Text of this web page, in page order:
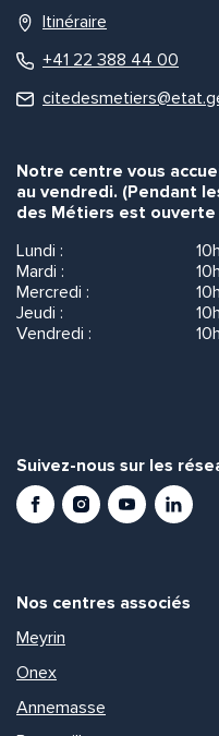
Itinéraire
+41 22 388 44 00
Notre centre vous
au vendredi. (Pendant
des Métiers est ouverte
Lundi :
Mardi :
Mercredi :
Jeudi :
Vendredi :
Suivez-nous sur les
FacebookInstagramYoutubeLinkedIn
Nos centres associés
Meyrin
Onex
Annemasse